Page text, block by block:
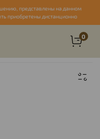
представлены на данном
приобретены дистанционно
0